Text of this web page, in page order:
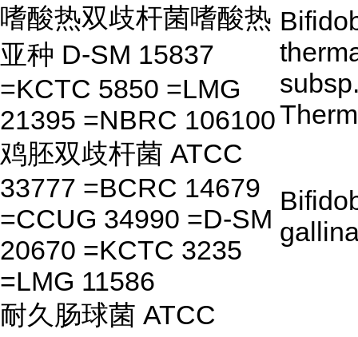
嗜酸热双歧杆菌嗜酸热
亚种 D-SM 15837
=KCTC 5850 =LMG
21395 =NBRC 106100
鸡胚双歧杆菌 ATCC
33777 =BCRC 14679
=CCUG 34990 =D-SM
20670 =KCTC 3235
=LMG 11586
耐久肠球菌 ATCC